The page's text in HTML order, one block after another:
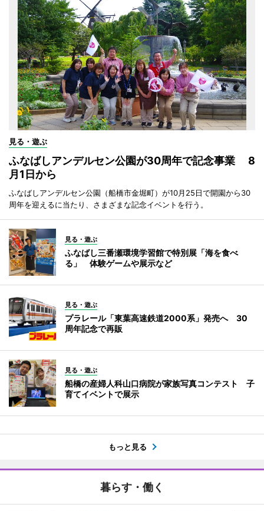
見る・遊ぶ
ふなばしアンデルセン公園が30周年で記念事業 8
月1日から
ふなばしアンデルセン公園（船橋市金堀町）が10月25日で開園から30
周年を迎えるに当たり、さまざまな記念イベントを行う。
見る・遊ぶ
ふなばし三番瀬環境学習館で特別展「海を食べ
る」 体験ゲームや展示など
見る・遊ぶ
プラレール「東葉高速鉄道2000系」発売へ 30
周年記念で再販
見る・遊ぶ
船橋の産婦人科山口病院が家族写真コンテスト 子
育てイベントで展示
もっと見る
暮らす・働く